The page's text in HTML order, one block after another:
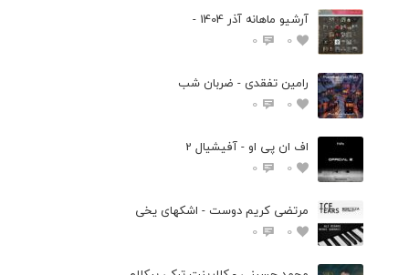
آرشیو ماهانه آذر 1404 -
0
0
رامین تفقدی - ضربان شب
0
0
اف ان پی او - آفیشیال 2
0
0
مرتضی کریم دوست - اشکهای یخی
0
0